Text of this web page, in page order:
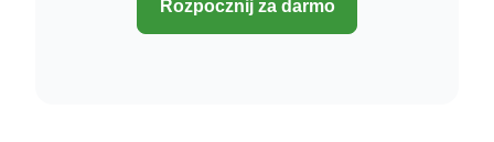
Rozpocznij za darmo